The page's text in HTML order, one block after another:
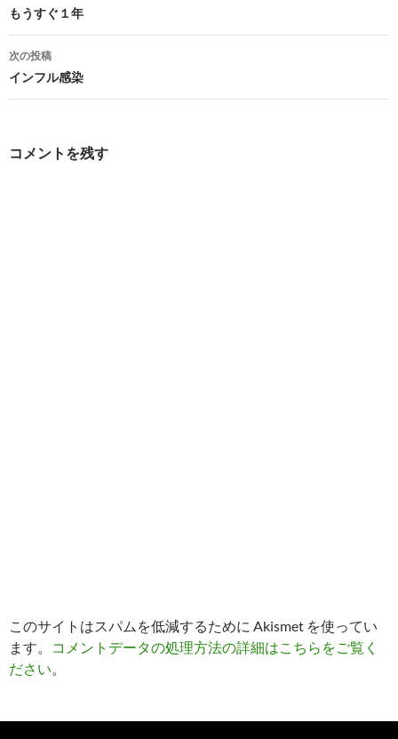
稿
ナ
ビ
ゲ
もうすぐ１年
次の投稿
インフル感染
コメントを残す
このサイトはスパムを低減するために Akismet を使ってい
ます。
コメントデータの処理方法の詳細はこちらをご覧く
ださい。